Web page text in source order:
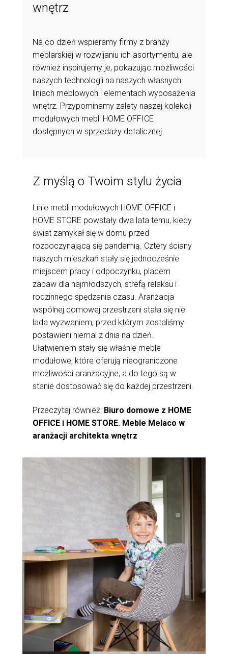
wnętrz
Na co dzień wspieramy firmy z branży
meblarskiej w rozwijaniu ich asortymentu, ale
również inspirujemy je, pokazując możliwości
naszych technologii na naszych własnych
liniach meblowych i elementach wyposażenia
wnętrz. Przypominamy zalety naszej kolekcji
modułowych mebli HOME OFFICE
dostępnych w sprzedaży detalicznej.
Z myślą o Twoim stylu życia
Linie mebli modułowych HOME OFFICE i
HOME STORE powstały dwa lata temu, kiedy
świat zamykał się w domu przed
rozpoczynającą się pandemią. Cztery ściany
naszych mieszkań stały się jednocześnie
miejscem pracy i odpoczynku, placem
zabaw dla najmłodszych, strefą relaksu i
rodzinnego spędzania czasu. Aranżacja
wspólnej domowej przestrzeni stała się nie
lada wyzwaniem, przed którym zostaliśmy
postawieni niemal z dnia na dzień.
Ułatwieniem stały się właśnie meble
modułowe, które oferują nieograniczone
możliwości aranżacyjne, a do tego są w
stanie dostosować się do każdej przestrzeni.
Przeczytaj również: Biuro domowe z HOME
OFFICE i HOME STORE. Meble Melaco w
aranżacji architekta wnętrz